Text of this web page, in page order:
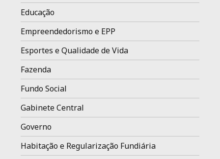
Educação
Empreendedorismo e EPP
Esportes e Qualidade de Vida
Fazenda
Fundo Social
Gabinete Central
Governo
Habitação e Regularização Fundiária